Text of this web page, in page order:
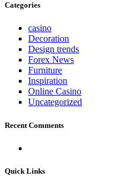
Categories
casino
Decoration
Design trends
Forex News
Furniture
Inspiration
Online Casino
Uncategorized
Recent Comments
Quick Links